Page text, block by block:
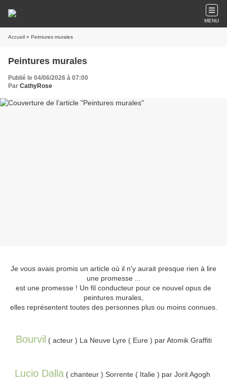
MENU
Accueil » Peintures murales
Peintures murales
Publié le 04/06/2026 à 07:00
Par CathyRose
Je vous avais promis un article où il n'y aurait presque rien à lire
une promesse ...
est une promesse ! Un fil conducteur pour ce nouvel opus de
peintures murales,
elles représentent toutes des personnes plus ou moins connues.
Bourvil ( acteur ) La Neuve Lyre ( Eure ) par Atomik Graffiti
Lucio Dalla ( chanteur ) Sorrente ( Italie ) par Jorit Agogh